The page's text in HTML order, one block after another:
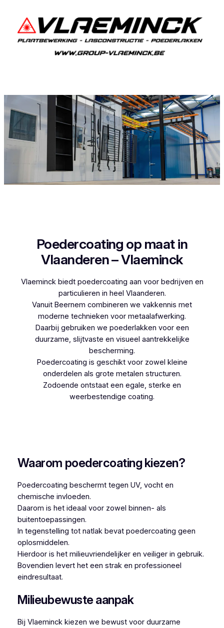
Poedercoating op maat in
Vlaanderen – Vlaeminck
Vlaeminck biedt poedercoating aan voor bedrijven en
particulieren in heel Vlaanderen.
Vanuit Beernem combineren we vakkennis met
moderne technieken voor metaalafwerking.
Daarbij gebruiken we poederlakken voor een
duurzame, slijtvaste en visueel aantrekkelijke
bescherming.
Poedercoating is geschikt voor zowel kleine
onderdelen als grote metalen structuren.
Zodoende ontstaat een egale, sterke en
weerbestendige coating.
Waarom poedercoating kiezen?
Poedercoating beschermt tegen UV, vocht en
chemische invloeden.
Daarom is het ideaal voor zowel binnen- als
buitentoepassingen.
In tegenstelling tot natlak bevat poedercoating geen
oplosmiddelen.
Hierdoor is het milieuvriendelijker en veiliger in gebruik.
Bovendien levert het een strak en professioneel
eindresultaat.
Milieubewuste aanpak
Bij Vlaeminck kiezen we bewust voor duurzame